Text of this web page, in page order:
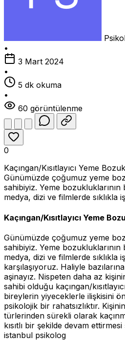
•
3 Mart 2024
•
5 dk okuma
•
60 görüntülenme
0
Kaçıngan/Kısıtlayıcı Yeme
Günümüzde çoğumuz yeme
sahibiyiz. Yeme
medya, dizi ve filmlerde sıklıkla
Kaçıngan/Kısıtlayıcı Yeme
Günümüzde çoğumuz yeme
sahibiyiz. Yeme
medya, dizi ve filmlerde sıklıkla
karşılaşıyoruz. Haliyle
aşinayız. Nispeten daha az
sahibi olduğu kaçıngan/
bireylerin yiyeceklerle ilişkisini
psikolojik bir rahatsızlıktır.
türlerinden sürekli olarak
kısıtlı bir şekilde devam
istanbul psikolog